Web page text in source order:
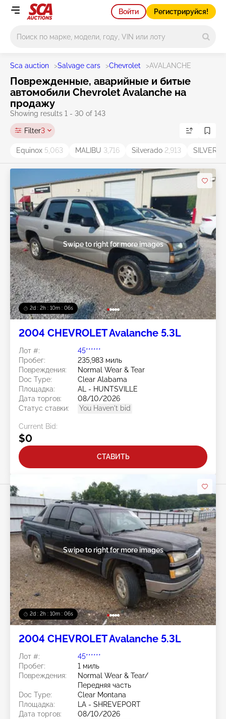
Войти Регистрируйся!
Sca auction >Salvage cars >Chevrolet >AVALANCHE
Поврежденные, аварийные и битые
автомобили Chevrolet Avalanche на
продажу
Showing results 1 - 30 of 143
Filter3
Equinox 5,063 MALIBU 3,716 Silverado 2,913
2d : 2h : 10m : 03s
Swipe to right for more images
2004 CHEVROLET Avalanche 5.3L
Лот #:
45******
Пробег:
235,983 миль
Повреждения:
Normal Wear & Tear
Doc Type:
Clear Alabama
Площадка:
AL - HUNTSVILLE
Дата торгов:
08/10/2026
Статус ставки:
You Haven't bid
Current Bid:
$0
СТАВИТЬ
2d : 2h : 10m : 03s
Swipe to right for more images
2004 CHEVROLET Avalanche 5.3L
Лот #:
45******
Пробег:
1 миль
Повреждения:
Normal Wear & Tear/
Передняя часть
Doc Type:
Clear Montana
Площадка:
LA - SHREVEPORT
Дата торгов:
08/10/2026